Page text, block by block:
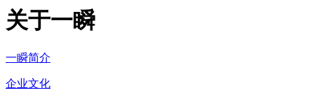
关于一瞬
一瞬简介
企业文化